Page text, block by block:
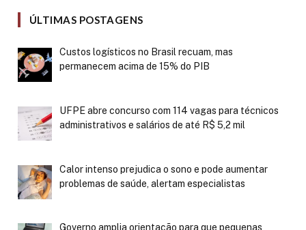
ÚLTIMAS POSTAGENS
Custos logísticos no Brasil recuam, mas
permanecem acima de 15% do PIB
UFPE abre concurso com 114 vagas para técnicos
administrativos e salários de até R$ 5,2 mil
Calor intenso prejudica o sono e pode aumentar
problemas de saúde, alertam especialistas
Governo amplia orientação para que pequenas